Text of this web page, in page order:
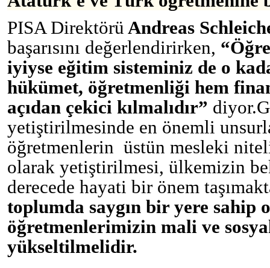
PISA Direktörü Andreas
başarısını değerlendirirken, “
iyiyse eğitim sisteminiz de o
hükümet, öğretmenliği hem
açıdan çekici kılmalıdır” diyor.
yetiştirilmesinde en önemli
öğretmenlerin üstün mesleki
olarak yetiştirilmesi, ülkemizin
derecede hayati bir önem
toplumda saygın bir yere sahip
öğretmenlerimizin mali ve
yükseltilmelidir.